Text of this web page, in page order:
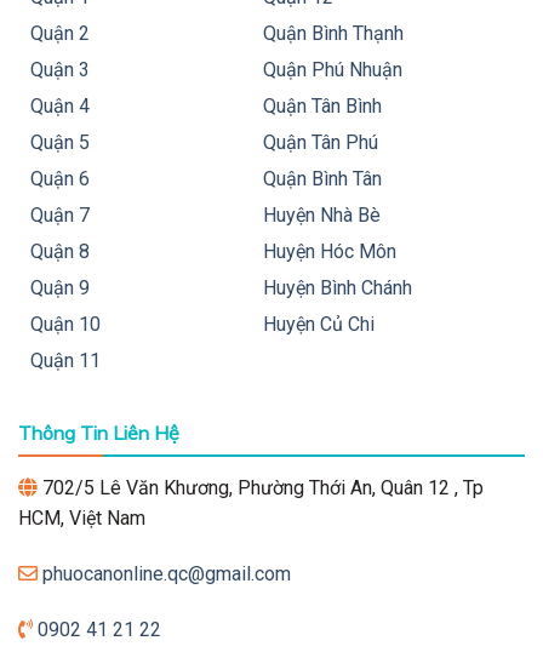
Quận 2
Quận 3
Quận 4
Quận 5
Quận 6
Quận 7
Quận 8
Quận 9
Quận 10
Quận 11
Quận Bình Thạnh
Quận Phú Nhuận
Quận Tân Bình
Quận Tân Phú
Quận Bình Tân
Huyện Nhà Bè
Huyện Hóc Môn
Huyện Bình Chánh
Huyện Củ Chi
Thông Tin Liên Hệ
702/5 Lê Văn Khương, Phường Thới An, Quân 12 , Tp
HCM, Việt Nam
phuocanonline.qc@gmail.com
0902 41 21 22